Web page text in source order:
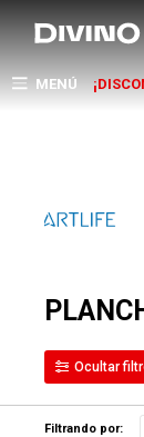
MENÚ
Filtrando por: